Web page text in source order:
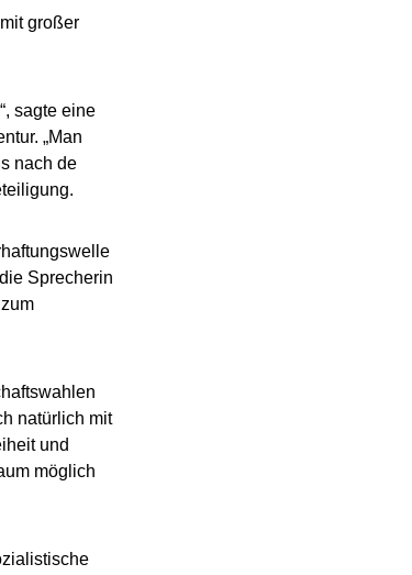
großer
sagte eine
„Man
nach de
Sprecherin
natürlich mit
und
möglich